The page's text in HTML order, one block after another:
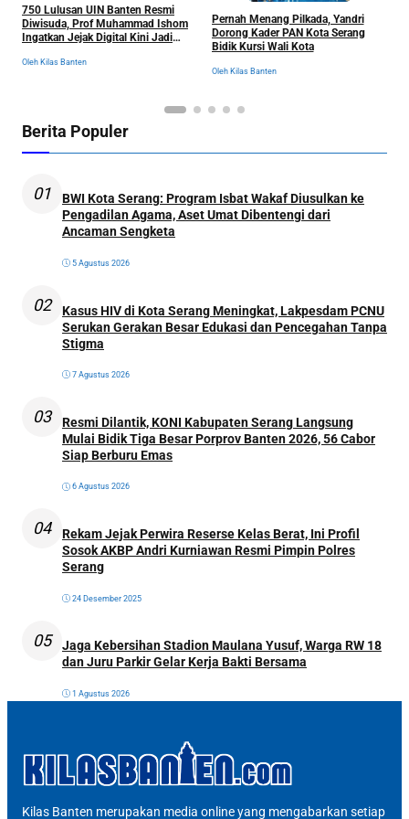
750 Lulusan UIN Banten Resmi
Diwisuda, Prof Muhammad Ishom
Ingatkan Jejak Digital Kini Jadi
Oleh Kilas Banten
Pernah Menang Pilkada, Yandri
Dorong Kader PAN Kota Serang
Bidik Kursi Wali Kota
Oleh Kilas Banten
Berita Populer
01
BWI Kota Serang: Program Isbat Wakaf Diusulkan ke
Pengadilan Agama, Aset Umat Dibentengi dari
Ancaman Sengketa
5 Agustus 2026
02
Kasus HIV di Kota Serang Meningkat, Lakpesdam PCNU
Serukan Gerakan Besar Edukasi dan Pencegahan Tanpa
Stigma
7 Agustus 2026
03
Resmi Dilantik, KONI Kabupaten Serang Langsung
Mulai Bidik Tiga Besar Porprov Banten 2026, 56 Cabor
Siap Berburu Emas
6 Agustus 2026
04
Rekam Jejak Perwira Reserse Kelas Berat, Ini Profil
Sosok AKBP Andri Kurniawan Resmi Pimpin Polres
Serang
24 Desember 2025
05
Jaga Kebersihan Stadion Maulana Yusuf, Warga RW 18
dan Juru Parkir Gelar Kerja Bakti Bersama
1 Agustus 2026
Kilas Banten merupakan media online yang mengabarkan setiap